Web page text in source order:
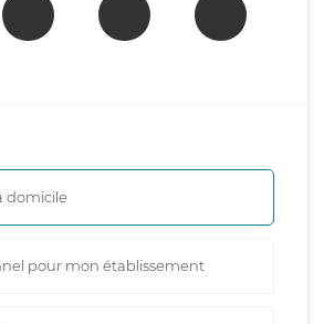
domicile
pour mon établissement